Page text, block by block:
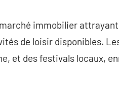
immobilier
de loisir disponibles.
et des festivals locaux,